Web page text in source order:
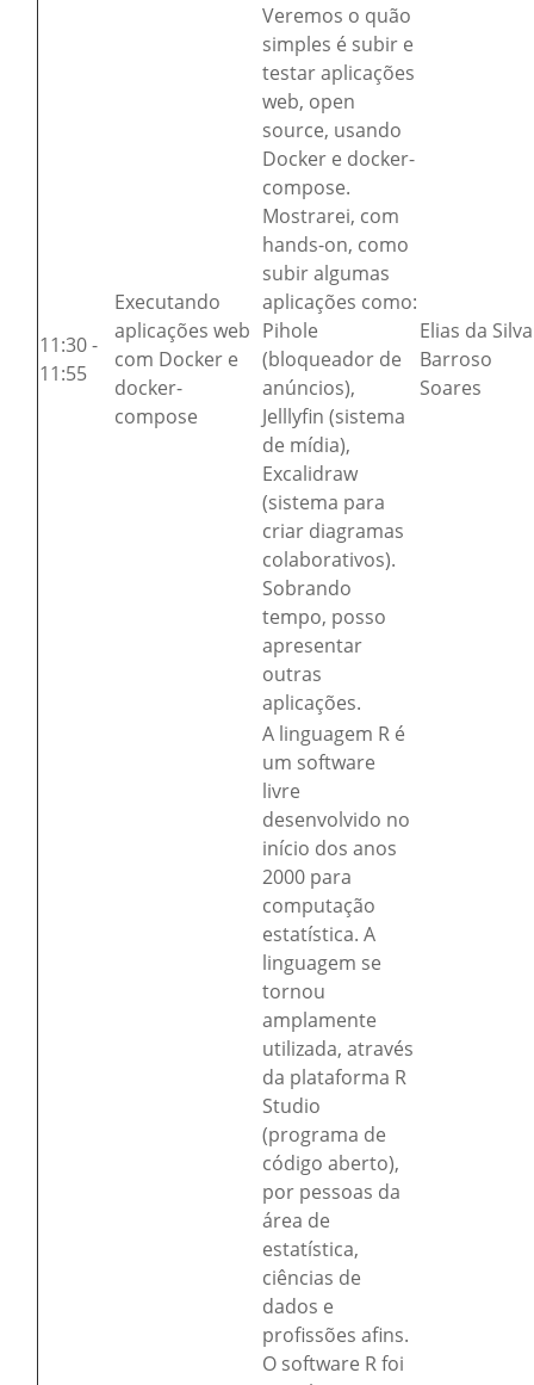
11:30 -
11:55
Executando
aplicações web
com Docker e
docker-
compose
Veremos o quão
simples é subir e
testar aplicações
web, open
source, usando
Docker e docker-
compose.
Mostrarei, com
hands-on, como
subir algumas
aplicações como:
Pihole
(bloqueador de
anúncios),
Jelllyfin (sistema
de mídia),
Excalidraw
(sistema para
criar diagramas
colaborativos).
Sobrando
tempo, posso
apresentar
outras
aplicações.
Elias da Silva
Barroso
Soares
A linguagem R é
um software
livre
desenvolvido no
início dos anos
2000 para
computação
estatística. A
linguagem se
tornou
amplamente
utilizada, através
da plataforma R
Studio
(programa de
código aberto),
por pessoas da
área de
estatística,
ciências de
dados e
profissões afins.
O software R foi